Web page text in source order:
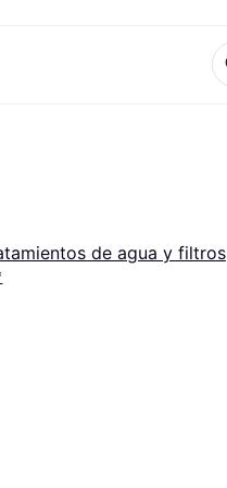
de agua y filtros